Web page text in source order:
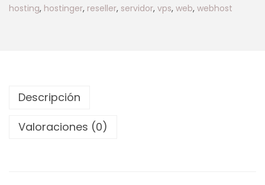
hosting, hostinger, reseller, servidor, vps, web, webhost
Descripción
Valoraciones (0)